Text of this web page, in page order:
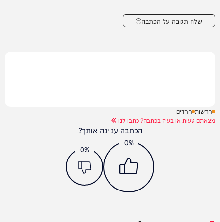
שלח תגובה על הכתבה
חדשות חרדים
מצאתם טעות או בעיה בכתבה? כתבו לנו
הכתבה עניינה אותך?
0%
0%